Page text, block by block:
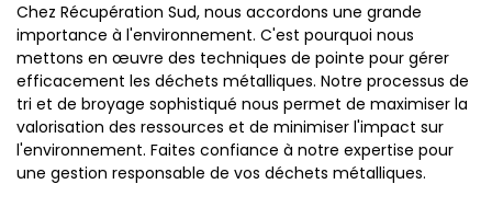
Chez Récupération Sud, nous accordons une grande
importance à l'environnement. C'est pourquoi nous
mettons en œuvre des techniques de pointe pour gérer
efficacement les déchets métalliques. Notre processus de
tri et de broyage sophistiqué nous permet de maximiser la
valorisation des ressources et de minimiser l'impact sur
l'environnement. Faites confiance à notre expertise pour
une gestion responsable de vos déchets métalliques.